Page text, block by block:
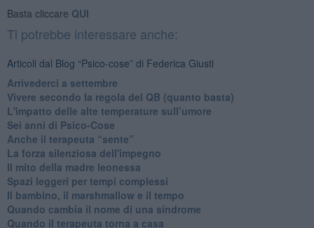
Basta cliccare QUI
Ti potrebbe interessare anche:
Articoli dal Blog “Psico-cose” di Federica Giusti
​Arrivederci a settembre
​Vivere secondo la regola del QB (quanto basta)
​L'impatto delle alte temperature sull’umore
Sei anni di Psico-Cose
​Anche il terapeuta “sente”
​La forza silenziosa dell'impegno
​Il mito della madre leonessa
Spazi leggeri per tempi complessi
Il bambino, il marshmallow e il tempo
​Quando cambia il nome di una sindrome
​Quando il terapeuta torna a casa